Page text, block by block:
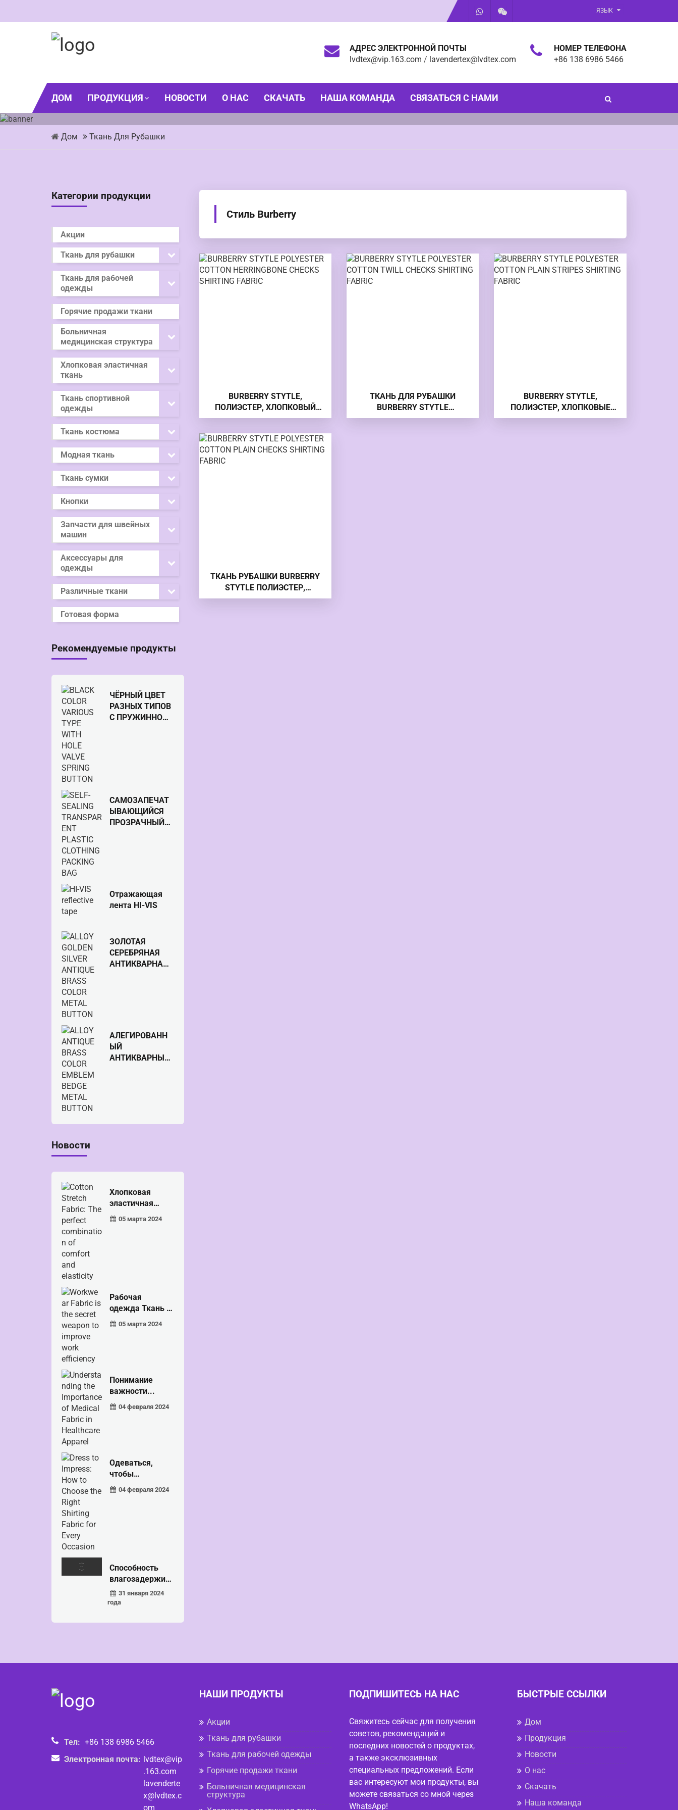
ЯЗЫК
АДРЕС ЭЛЕКТРОННОЙ ПОЧТЫ
lvdtex@vip.163.com / lavendertex@lvdtex.com
НОМЕР ТЕЛЕФОНА
+86 138 6986 5466
ДОМ ПРОДУКЦИЯ НОВОСТИ О НАС СКАЧАТЬ НАША КОМАНДА СВЯЗАТЬСЯ С НАМИ
Дом Ткань Для Рубашки
Стиль Burberry
BURBERRY STYTLE,
ПОЛИЭСТЕР, ХЛОПКОВЫЙ
КЛЕТЧАТЫЙ МАТЕРИАЛ ДЛЯ
ТКАНЬ ДЛЯ РУБАШКИ
BURBERRY STYTLE
ПОЛИЭСТЕР, ПОЛИЭСТЕР,
BURBERRY STYTLE,
ПОЛИЭСТЕР, ХЛОПКОВЫЕ
ПОЛОСКИ, ТКАНЬ ДЛЯ
ТКАНЬ РУБАШКИ BURBERRY
STYTLE ПОЛИЭСТЕР,
ХЛОПКОВЫЙ ПРОСТОЙ
Категории продукции
Акции
Ткань для рубашки
Ткань для рабочей
одежды
Горячие продажи ткани
Больничная
медицинская структура
Хлопковая эластичная
ткань
Ткань спортивной
одежды
Ткань костюма
Модная ткань
Ткань сумки
Кнопки
Запчасти для швейных
машин
Аксессуары для
одежды
Различные ткани
Готовая форма
Рекомендуемые продукты
ЧЁРНЫЙ ЦВЕТ
РАЗНЫХ ТИПОВ
С ПРУЖИННОЙ
САМОЗАПЕЧАТ
ЫВАЮЩИЙСЯ
ПРОЗРАЧНЫЙ
Отражающая
лента HI-VIS
ЗОЛОТАЯ
СЕРЕБРЯНАЯ
АНТИКВАРНАЯ
АЛЕГИРОВАНН
ЫЙ
АНТИКВАРНЫЙ
Новости
Хлопковая
эластичная
ткань: пер...
05 марта 2024
Рабочая
одежда Ткань —
это секрет...
05 марта 2024
Понимание
важности...
04 февраля 2024
Одеваться,
чтобы
произвести
впечатление:
04 февраля 2024
Способность
влагозадержив
аться ...
31 января 2024
года
Тел: +86 138 6986 5466
Электронная почта: lvdtex@vip
.163.com
lavenderte
x@lvdtex.c
om
НАШИ ПРОДУКТЫ
Акции
Ткань для рубашки
Ткань для рабочей одежды
Горячие продажи ткани
Больничная медицинская
структура
ПОДПИШИТЕСЬ НА НАС
Свяжитесь сейчас для получения
советов, рекомендаций и
последних новостей о продуктах,
а также эксклюзивных
специальных предложений. Если
вас интересуют мои продукты, вы
можете связаться со мной через
WhatsApp!
БЫСТРЫЕ ССЫЛКИ
Дом
Продукция
Новости
О нас
Скачать
Наша команда